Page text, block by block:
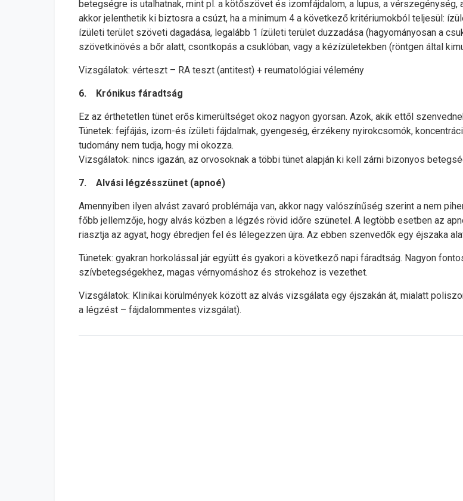
betegségre is utalhatnak, mint pl. a kötőszövet és izomfájdalom, a lupus, a
akkor jelenthetik ki biztosra a csúzt, ha a minimum 4 a következő kritériumokból teljesül:
ízületi terület szöveti dagadása, legalább 1 ízületi terület duzzadása (hagyományosan a
szövetkinövés a bőr alatt, csontkopás a csuklóban, vagy a kézízületekben (röntgen által
Vizsgálatok: vérteszt – RA teszt (antitest) + reumatológiai vélemény
6. Krónikus fáradtság
Ez az érthetetlen tünet erős kimerültséget okoz nagyon gyorsan. Azok, akik ettől
Tünetek: fejfájás, izom-és ízületi fájdalmak, gyengeség, érzékeny nyirokcsomók,
tudomány nem tudja, hogy mi okozza.
Vizsgálatok: nincs igazán, az orvosoknak a többi tünet alapján ki kell zárni bizonyos
7. Alvási légzésszünet (apnoé)
Amennyiben ilyen alvást zavaró problémája van, akkor nagy valószínűség szerint a nem
főbb jellemzője, hogy alvás közben a légzés rövid időre szünetel. A legtöbb esetben az
riasztja az agyat, hogy ébredjen fel és lélegezzen újra. Az ebben szenvedők egy éjszaka
Tünetek: gyakran horkolással jár együtt és gyakori a következő napi fáradtság. Nagyon
szívbetegségekhez, magas vérnyomáshoz és strokehoz is vezethet.
Vizsgálatok: Klinikai körülmények között az alvás vizsgálata egy éjszakán át, mialatt
a légzést – fájdalommentes vizsgálat).